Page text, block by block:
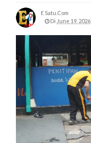
E Satu.com
Di June 19, 2026